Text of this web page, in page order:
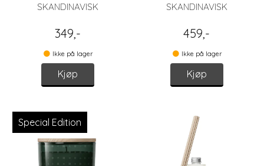
SKANDINAVISK
349,-
Ikke på lager
Kjøp
SKANDINAVISK
459,-
Ikke på lager
Kjøp
Special Edition